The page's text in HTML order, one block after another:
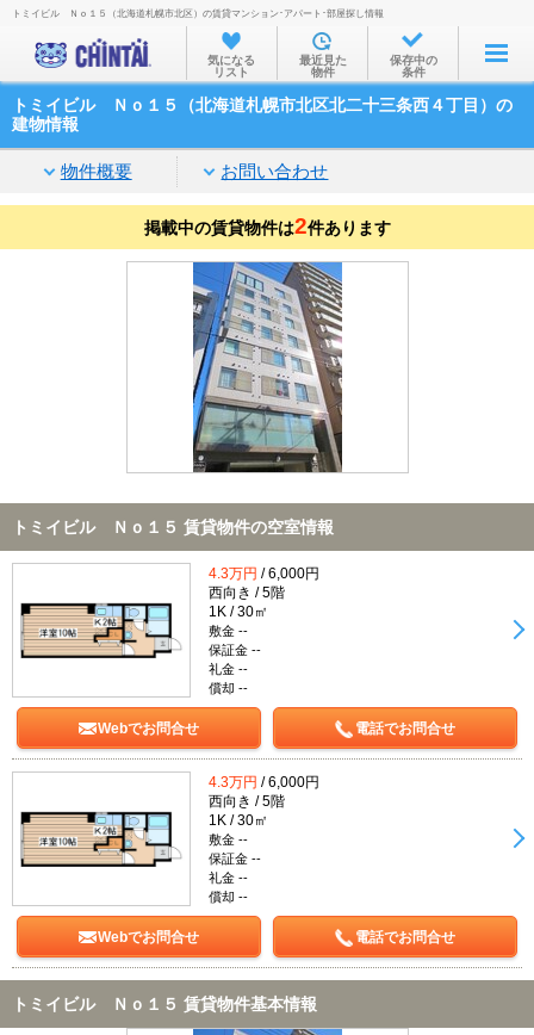
お部屋を探す
沿線・駅から
家賃相場から
通勤通学時間から
物件特集から
不動産会社から
TOP
トミイビル Ｎｏ１５（北海道札幌市北区）の賃貸マンション･アパート･部屋探し情報
気になる
リスト
最近見た
物件
保存中の
条件
トミイビル Ｎｏ１５（北海道札幌市北区北二十三条西４丁目）の
建物情報
物件概要 お問い合わせ
掲載中の賃貸物件は2件あります
トミイビル Ｎｏ１５ 賃貸物件の空室情報
4.3万円 / 6,000円
西向き / 5階
1K / 30㎡
敷金 --
保証金 --
礼金 --
償却 --
Webでお問合せ 電話でお問合せ
4.3万円 / 6,000円
西向き / 5階
1K / 30㎡
敷金 --
保証金 --
礼金 --
償却 --
Webでお問合せ 電話でお問合せ
トミイビル Ｎｏ１５ 賃貸物件基本情報